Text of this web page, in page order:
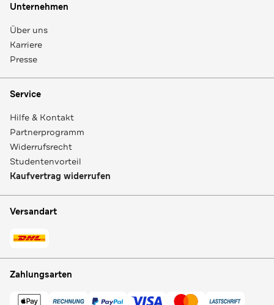
Unternehmen
Über uns
Karriere
Presse
Service
Hilfe & Kontakt
Partnerprogramm
Widerrufsrecht
Studentenvorteil
Kaufvertrag widerrufen
Versandart
Zahlungsarten